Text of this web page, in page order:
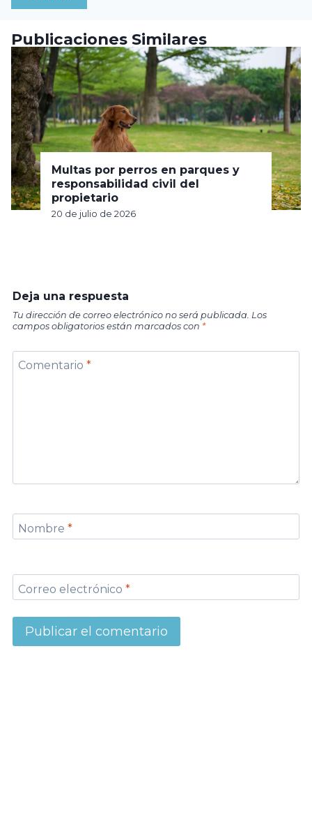
Publicaciones Similares
Multas por perros en parques y
responsabilidad civil del
propietario
20 de julio de 2026
Deja una respuesta
Tu dirección de correo electrónico no será publicada. Los
campos obligatorios están marcados con *
Comentario *
Nombre *
Correo electrónico *